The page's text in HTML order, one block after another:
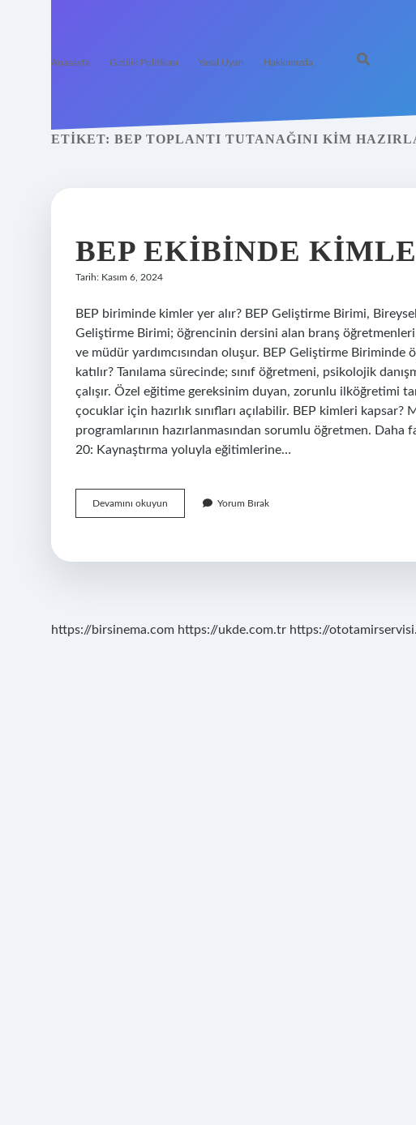
Anasayfa Gizlilik Politikası Yasal Uyarı Hakkımızda
ETIKET: BEP TOPLANTI TUTANAĞINI KIM
BEP EKIBINDE
Tarih: Kasım 6, 2024
BEP biriminde kimler yer alır? BEP Geliştirme Birimi,
Geliştirme Birimi; öğrencinin dersini alan branş
ve müdür yardımcısından oluşur. BEP Geliştirme Biriminde
katılır? Tanılama sürecinde; sınıf öğretmeni, psikolojik
çalışır. Özel eğitime gereksinim duyan, zorunlu ilköğretimi
çocuklar için hazırlık sınıfları açılabilir. BEP kimleri
programlarının hazırlanmasından sorumlu öğretmen.
20: Kaynaştırma yoluyla eğitimlerine…
Devamını okuyun
Ekibinde
Alır
Yorum Bırak
https://birsinema.com https://ukde.com.tr https://